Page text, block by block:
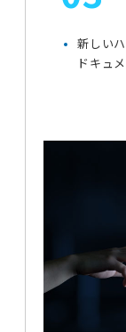
新しい
ドキュ